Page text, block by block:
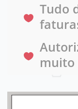
Tudo
muito